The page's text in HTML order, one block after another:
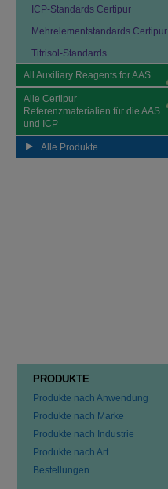
ICP-Standards Certipur
Mehrelementstandards Certipur
Titrisol-Standards
All Auxiliary Reagents for AAS
Alle Certipur
Referenzmaterialien für die AAS
und ICP
Alle Produkte
PRODUKTE
Produkte nach Anwendung
Produkte nach Marke
Produkte nach Industrie
Produkte nach Art
Bestellungen